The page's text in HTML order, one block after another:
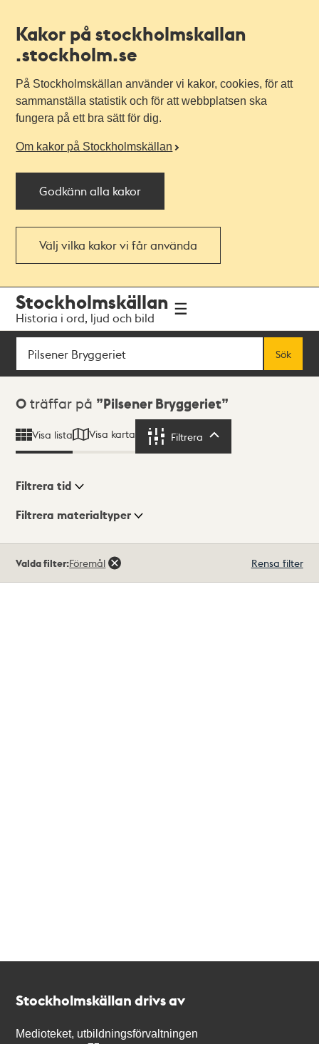
Kakor på stockholmskallan
.stockholm.se
På Stockholmskällan använder vi kakor, cookies, för att
sammanställa statistik och för att webbplatsen ska
fungera på ett bra sätt för dig.
Om kakor på Stockholmskällan
Godkänn alla kakor
Välj vilka kakor vi får använda
navigationen
huvudinnehållet
Stockholmskällan
Historia i ord, ljud och bild
Sök
Sök
Sökresultat
0 träffar på Pilsener Bryggeriet
Visa lista Visa karta Filtrera
Visningsläge
Filtrera tid
Filtrera materialtyper
träffar
Valda filter:Föremål Rensa filter
Stockholmskällan drivs av
Medioteket, utbildningsförvaltningen